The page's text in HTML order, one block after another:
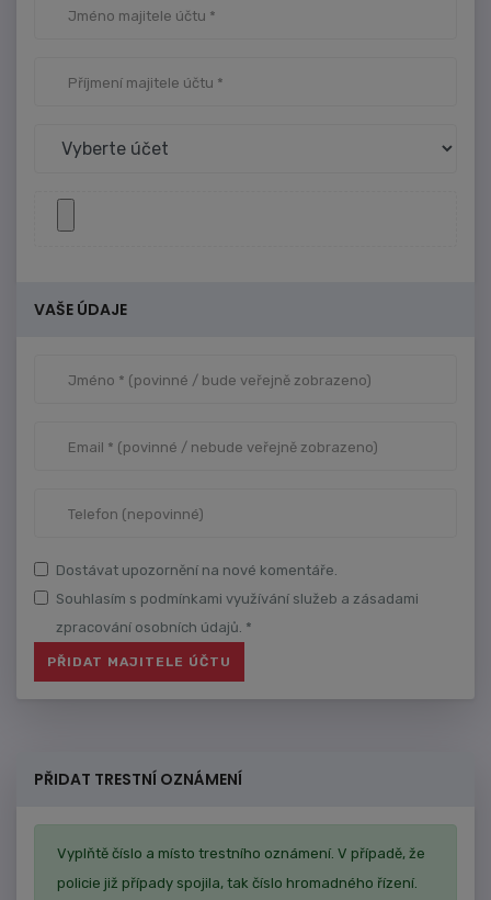
VAŠE ÚDAJE
Dostávat upozornění na nové komentáře.
Souhlasím s podmínkami využívání služeb a zásadami
zpracování osobních údajů. *
PŘIDAT TRESTNÍ OZNÁMENÍ
Vyplňtě číslo a místo trestního oznámení. V případě, že
policie již případy spojila, tak číslo hromadného řízení.